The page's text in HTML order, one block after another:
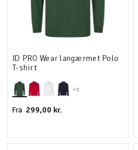
+1
ID PRO Wear langærmet Polo
T-shirt
Fra 299,00 kr.